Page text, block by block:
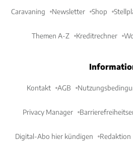
Caravaning Newsletter Shop
Themen A-Z Kreditrechner
Kontakt AGB
Privacy Manager
Digital-Abo hier kündigen Redaktion